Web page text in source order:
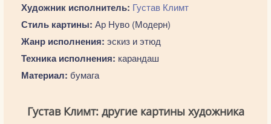
Художник исполнитель: Густав Климт
Стиль картины: Ар Нуво (Модерн)
Жанр исполнения: эскиз и этюд
Техника исполнения: карандаш
Материал: бумага
Густав Климт: другие картины художника